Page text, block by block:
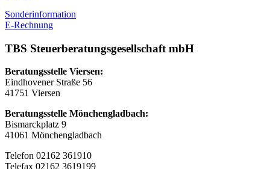
Sonderinformation
E-Rechnung
TBS Steuerberatungsgesellschaft mbH
Beratungsstelle Viersen:
Eindhovener Straße 56
41751 Viersen
Beratungsstelle Mönchengladbach:
Bismarckplatz 9
41061 Mönchengladbach
Telefon 02162 361910
Telefax 02162 3619199